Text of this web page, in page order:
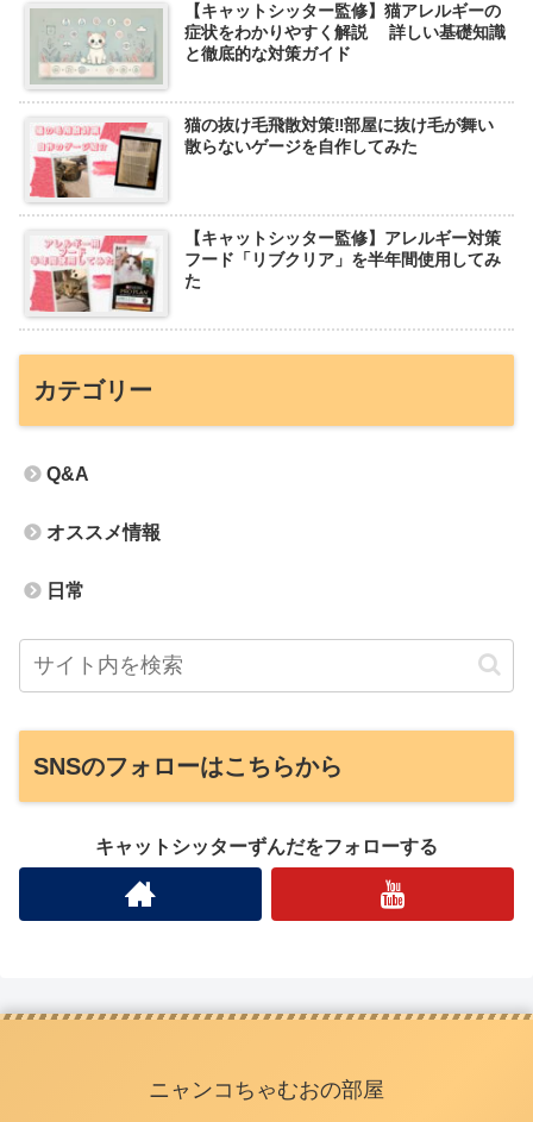
【キャットシッター監修】猫アレルギーの
症状をわかりやすく解説 詳しい基礎知識
と徹底的な対策ガイド
猫の抜け毛飛散対策‼︎部屋に抜け毛が舞い
散らないゲージを自作してみた
【キャットシッター監修】アレルギー対策
フード「リブクリア」を半年間使用してみ
た
カテゴリー
Q&A
オススメ情報
日常
SNSのフォローはこちらから
キャットシッターずんだをフォローする
ニャンコちゃむおの部屋